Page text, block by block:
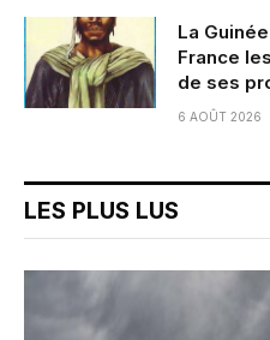
La
France
de ses
6 AOÛT 2026
LES PLUS LUS